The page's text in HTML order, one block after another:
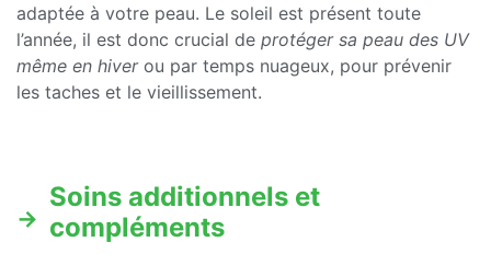
adaptée à votre peau. Le soleil est présent toute
l’année, il est donc crucial de protéger sa peau des UV
même en hiver ou par temps nuageux, pour prévenir
les taches et le vieillissement.
Soins additionnels et
compléments